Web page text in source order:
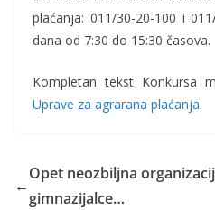
plaćanja: 011/30-20-100 i
dana od 7:30 do 15:30 časova.
Kompletan tekst Konkursa
Uprave za agrarana plaćanja.
←
Opet neozbiljna
gimnazijalce…